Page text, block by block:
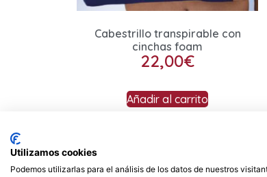
Cabestrillo transpirable con
cinchas foam
22,00€
Añadir al carrito
Contacto
Utilizamos cookies
Podemos utilizarlas para el análisis de los datos de nuestros